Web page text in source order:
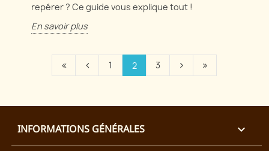
repérer ? Ce guide vous explique tout !
En savoir plus
1 2 3
INFORMATIONS GÉNÉRALES 